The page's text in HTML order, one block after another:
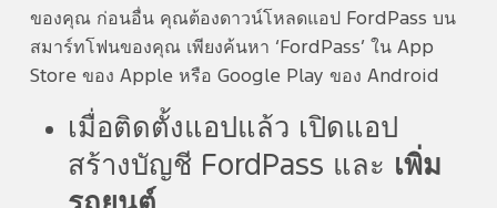
ของคุณ ก่อนอื่น คุณต้องดาวน์โหลดแอป FordPass บน
สมาร์ทโฟนของคุณ เพียงค้นหา ‘FordPass’ ใน App
Store ของ Apple หรือ Google Play ของ Android
เมื่อติดตั้งแอปแล้ว เปิดแอป
สร้างบัญชี FordPass และ เพิ่ม